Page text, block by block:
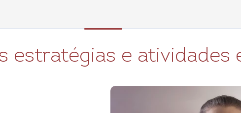
estratégias e atividades